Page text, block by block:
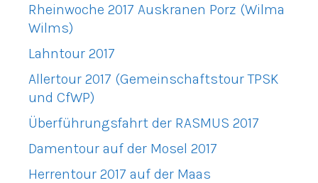
Rheinwoche 2017 Auskranen Porz (Wilma
Wilms)
Lahntour 2017
Allertour 2017 (Gemeinschaftstour TPSK
und CfWP)
Überführungsfahrt der RASMUS 2017
Damentour auf der Mosel 2017
Herrentour 2017 auf der Maas